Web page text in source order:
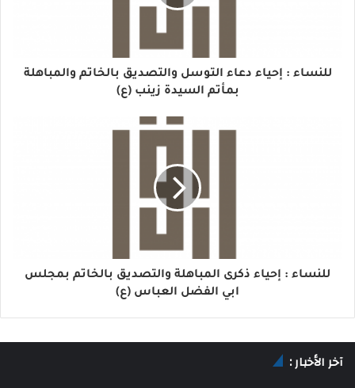
للنساء : إحياء دعاء التوسل والتصديق بالخاتم والمباهلة
بمأتم السيدة زينب (ع)
للنساء : إحياء ذكرى المباهلة والتصديق بالخاتم بمجلس
ابي الفضل العباس (ع)
آخر الأخبار :